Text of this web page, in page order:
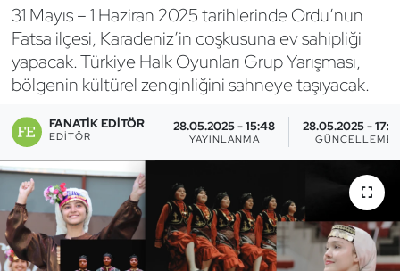
31 Mayıs – 1 Haziran 2025 tarihlerinde Ordu’nun
Fatsa ilçesi, Karadeniz’in coşkusuna ev sahipliği
yapacak. Türkiye Halk Oyunları Grup Yarışması,
bölgenin kültürel zenginliğini sahneye taşıyacak.
FANATIK EDITÖR
EDITÖR
28.05.2025 - 15:48
YAYINLANMA
28.05.2025 -
GÜNCELLEME
Boks
Briç
Çim Hokeyi
Cimnastik